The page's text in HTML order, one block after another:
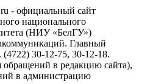
- официальный сайт
национального
(НИУ «БелГУ»)
Главный
30-12-75, 30-12-18.
обращений в редакцию сайта),
в администрацию